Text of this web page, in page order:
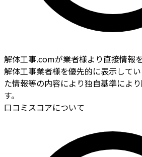
解体工事.comが業者様より直接情報
解体工事業者様を優先的に表示して
た情報等の内容により独自基準によ
す。
口コミスコアについて